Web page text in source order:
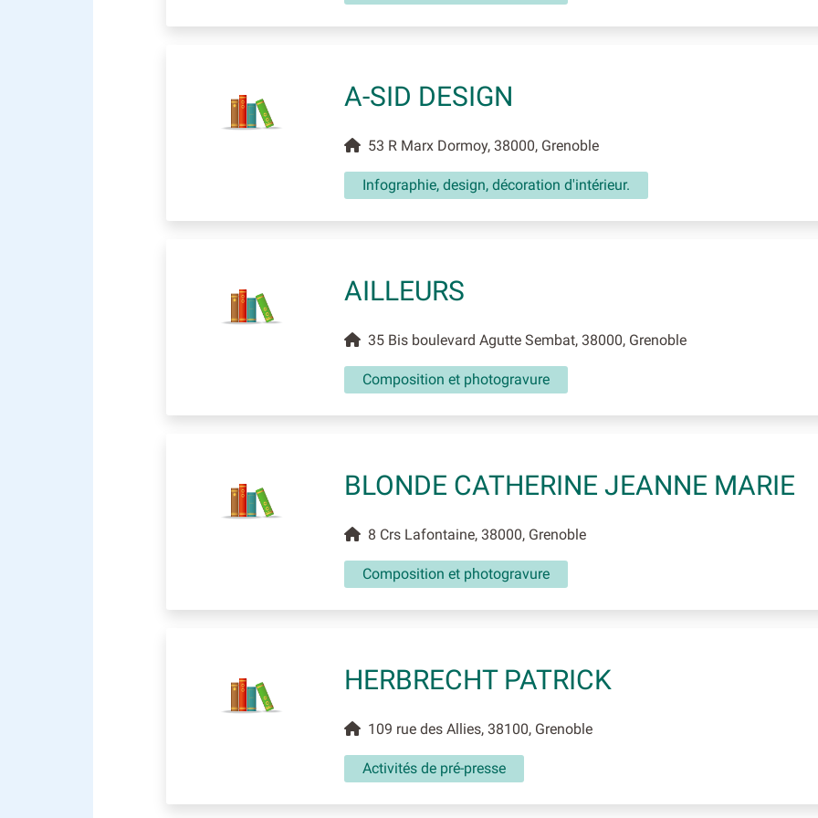
A-SID DESIGN
53 R Marx Dormoy, 38000, Grenoble
Infographie, design, décoration d'intérieur.
AILLEURS
35 Bis boulevard Agutte Sembat, 38000, Grenoble
Composition et photogravure
BLONDE CATHERINE JEANNE MARIE
8 Crs Lafontaine, 38000, Grenoble
Composition et photogravure
HERBRECHT PATRICK
109 rue des Allies, 38100, Grenoble
Activités de pré-presse